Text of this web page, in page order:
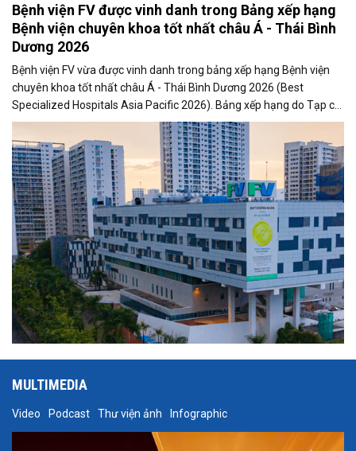
Bệnh viện FV được vinh danh trong Bảng xếp hạng
Bệnh viện chuyên khoa tốt nhất châu Á - Thái Bình
Dương 2026
Bệnh viện FV vừa được vinh danh trong bảng xếp hạng Bệnh viện
chuyên khoa tốt nhất châu Á - Thái Bình Dương 2026 (Best
Specialized Hospitals Asia Pacific 2026). Bảng xếp hạng do Tạp chí
Newsweek của Mỹ và Công ty nghiên cứu dữ liệu Statista thực hiện
và công bố vào tối 17/6. Đây là lần đầu tiên Việt Nam được đưa vào
hệ thống đánh giá này, phản ánh sự hiện diện ngày càng rõ nét của
y tế Việt Nam trong các bảng xếp hạng chuyên khoa quốc tế.
MULTIMEDIA
Video Podcast Thư viện ảnh Infographic